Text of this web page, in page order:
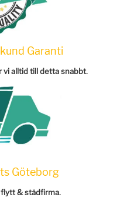
Garanti
vi alltid till detta snabbt.
Göteborg
& städfirma.